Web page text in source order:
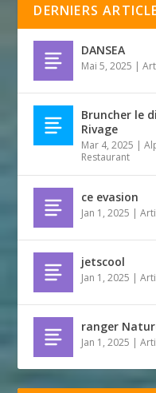
DERNIERS
DANSEA
Mai 5, 2025 |
Bruncher le
Rivage
Mar 4, 2025 |
Restaurant
ce evasion
Jan 1, 2025 |
jetscool
Jan 1, 2025 |
ranger
Jan 1, 2025 |